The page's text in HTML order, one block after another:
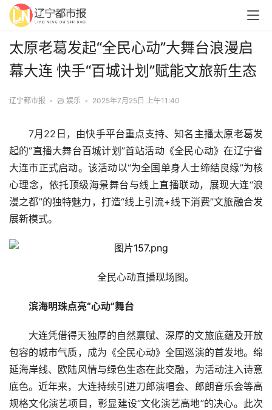
太原老葛发起“全民心动”大舞台浪漫启
幕大连 快手“百城计划”赋能文旅新生态
辽宁都市报 • 娱乐 • 2025年7月25日 上午11:40
7月22日，由快手平台重点支持、知名主播太原老葛发
起的“直播大舞台百城计划”首站活动《全民心动》在辽宁省
大连市正式启动。该活动以“为全国单身人士缔结良缘”为核
心理念，依托顶级海景舞台与线上直播联动，展现大连“浪
漫之都”的独特魅力，打造“线上引流+线下消费”文旅融合发
展新模式。
全民心动直播现场图。
滨海明珠点亮“心动”舞台
大连凭借得天独厚的自然禀赋、深厚的文旅底蕴及开放
包容的城市气质，成为《全民心动》全国巡演的首发地。绵
延海岸线、欧陆风情与绿色生态在此交融，为活动注入诗意
底色。近年来，大连持续引进刀郎演唱会、郎朗音乐会等高
规格文化演艺项目，彰显建设“文化演艺高地”的决心。此次